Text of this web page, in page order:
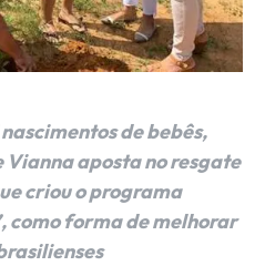
de bebês,
aposta no resgate
criou o programa
como forma de melhorar